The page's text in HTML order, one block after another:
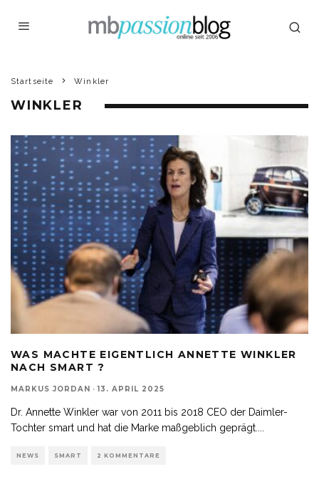
Startseite Winkler
WINKLER
WAS MACHTE EIGENTLICH ANNETTE WINKLER
NACH SMART ?
MARKUS JORDAN · 13. APRIL 2025
Dr. Annette Winkler war von 2011 bis 2018 CEO der Daimler-
Tochter smart und hat die Marke maßgeblich geprägt.
NEWS SMART 2 KOMMENTARE